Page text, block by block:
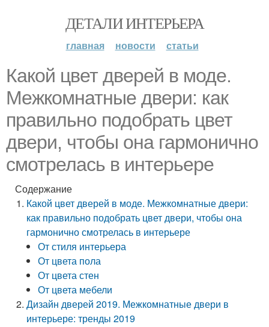
ДЕТАЛИ ИНТЕРЬЕРА
главная новости статьи
Какой цвет дверей в моде.
Межкомнатные двери: как
правильно подобрать цвет
двери, чтобы она гармонично
смотрелась в интерьере
Содержание
Какой цвет дверей в моде. Межкомнатные двери:
как правильно подобрать цвет двери, чтобы она
гармонично смотрелась в интерьере
От стиля интерьера
От цвета пола
От цвета стен
От цвета мебели
Дизайн дверей 2019. Межкомнатные двери в
интерьере: тренды 2019